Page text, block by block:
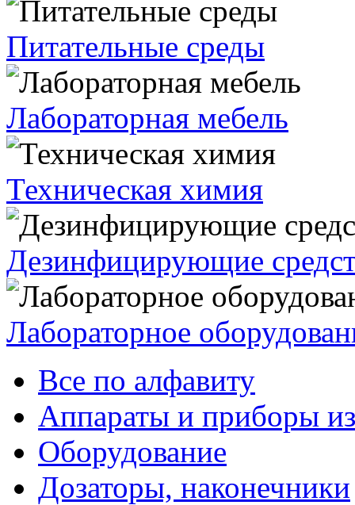
Питательные среды
Лабораторная мебель
Техническая химия
Дезинфицирующие
Лабораторное
Все по алфавиту
Аппараты и приборы из
Оборудование
Дозаторы, наконечники